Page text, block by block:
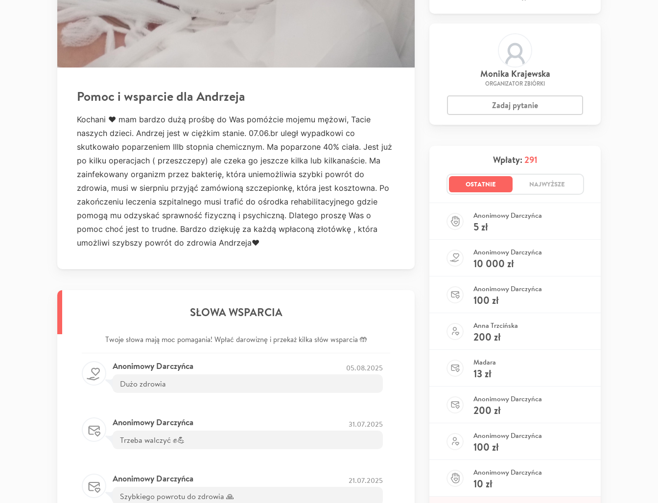
Pomoc i wsparcie dla Andrzeja
Kochani ♥️ mam bardzo dużą prośbę do Was pomóżcie mojemu mężowi, Tacie
naszych dzieci. Andrzej jest w ciężkim stanie. 07.06.br uległ wypadkowi co
skutkowało poparzeniem IIIb stopnia chemicznym. Ma poparzone 40% ciała. Jest już
po kilku operacjach ( przeszczepy) ale czeka go jeszcze kilka lub kilkanaście. Ma
zainfekowany organizm przez bakterię, która uniemożliwia szybki powrót do
zdrowia, musi w sierpniu przyjąć zamówioną szczepionkę, która jest kosztowna. Po
zakończeniu leczenia szpitalnego musi trafić do ośrodka rehabilitacyjnego gdzie
pomogą mu odzyskać sprawność fizyczną i psychiczną. Dlatego proszę Was o
pomoc choć jest to trudne. Bardzo dziękuję za każdą wpłaconą złotówkę , która
umożliwi szybszy powrót do zdrowia Andrzeja♥️
SŁOWA WSPARCIA
Twoje słowa mają moc pomagania! Wpłać darowiznę i przekaż kilka słów wsparcia 🤲
Anonimowy Darczyńca 05.08.2025
Dużo zdrowia
Anonimowy Darczyńca 31.07.2025
Trzeba walczyć ✊💪
Anonimowy Darczyńca 21.07.2025
Szybkiego powrotu do zdrowia 🙏
Monika Krajewska
ORGANIZATOR ZBIÓRKI
Zadaj pytanie
Wpłaty: 291
OSTATNIE NAJWYŻSZE
Anonimowy Darczyńca
5zł
Anonimowy Darczyńca
10 000 zł
Anonimowy Darczyńca
100 zł
Anna Trzcińska
200 zł
Madara
13 zł
Anonimowy Darczyńca
200 zł
Anonimowy Darczyńca
100 zł
Anonimowy Darczyńca
10 zł